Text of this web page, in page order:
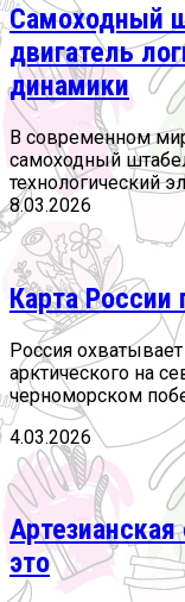
Самоходный
двигатель
динамики
В современном
самоходный
технологический
8.03.2026
Карта
Россия
арктического на
черноморском
4.03.2026
это